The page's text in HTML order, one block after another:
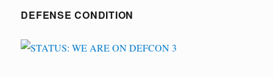
DEFENSE CONDITION